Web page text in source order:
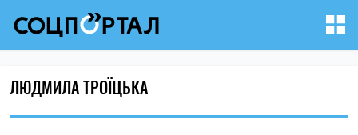
ЛЮДМИЛА ТРОЇЦЬКА